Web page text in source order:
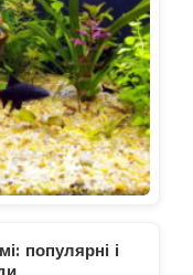
популярні і